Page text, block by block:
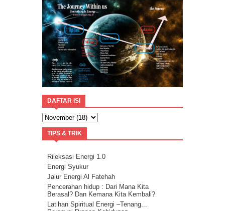
DAFTAR ISI
TIPS & TRIK
Rileksasi Energi 1.0
Energi Syukur
Jalur Energi Al Fatehah
Pencerahan hidup : Dari Mana Kita
Berasal? Dan Kemana Kita Kembali?
Latihan Spiritual Energi –Tenang...